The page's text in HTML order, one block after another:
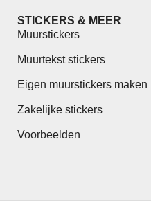
STICKERS & MEER
Muurstickers
Muurtekst stickers
Eigen muurstickers maken
Zakelijke stickers
Voorbeelden